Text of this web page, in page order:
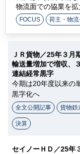
物流面での協業を
FOCUS 荷主・物
ＪＲ貨物／25年３月
輸送量増加で増収、
連結経常黒字
今期は20年度以来の
黒字化へ
全文公開記事 貨物鉄
決算
セイノーＨＤ／25年